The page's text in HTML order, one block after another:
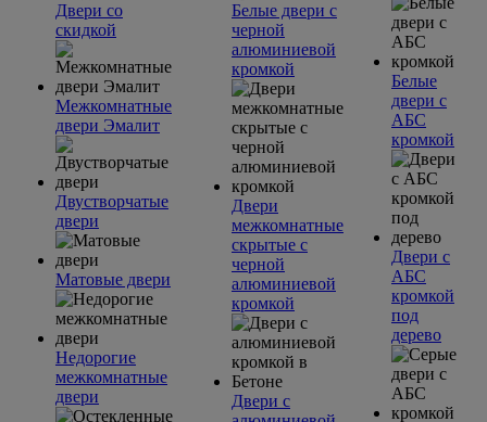
Двери со
скидкой
Межкомнатные
двери Эмалит
Двустворчатые
двери
Матовые двери
Недорогие
межкомнатные
двери
Белые двери с
черной
алюминиевой
кромкой
Двери
межкомнатные
скрытые с
черной
алюминиевой
кромкой
Двери с
Белые
двери с
АБС
кромкой
Двери с
АБС
кромкой
под
дерево